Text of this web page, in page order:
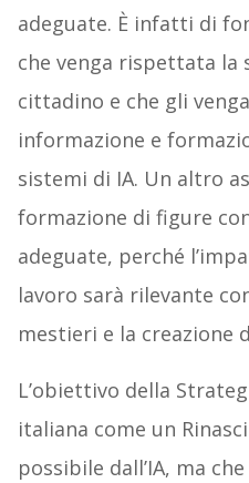
adeguate. È infatti di
che venga rispettata la
cittadino e che gli
informazione e
sistemi di IA. Un altro
formazione di figure
adeguate, perché
lavoro sarà rilevante
mestieri e la creazione
L’obiettivo della
italiana come un
possibile dall’IA, ma